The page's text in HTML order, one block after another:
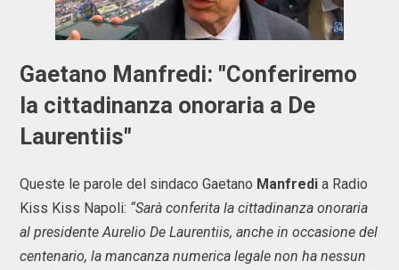
Gaetano Manfredi: "Conferiremo
la cittadinanza onoraria a De
Laurentiis"
Queste le parole del sindaco Gaetano Manfredi a Radio
Kiss Kiss Napoli: “Sarà conferita la cittadinanza onoraria
al presidente Aurelio De Laurentiis, anche in occasione del
centenario, la mancanza numerica legale non ha nessun